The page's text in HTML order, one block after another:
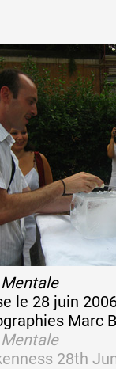
année
le 28 juin
Marc
28th